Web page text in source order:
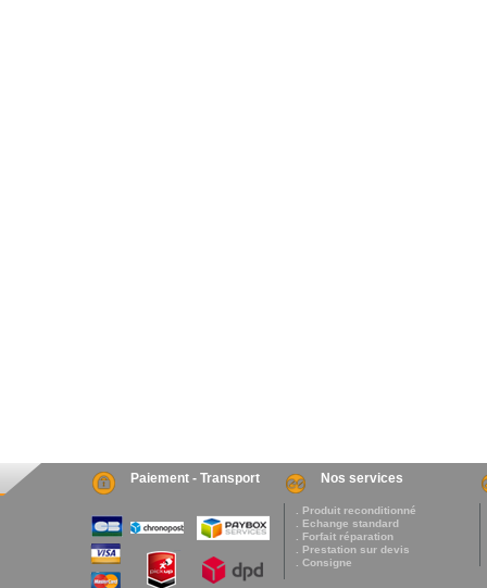
Paiement - Transport Nos services
. Produit reconditionné
. Echange standard
. Forfait réparation
. Prestation sur devis
. Consigne